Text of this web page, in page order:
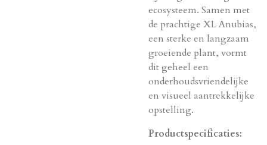
ecosysteem. Samen met
de prachtige XL Anubias,
een sterke en langzaam
groeiende plant, vormt
dit geheel een
onderhoudsvriendelijke
en visueel aantrekkelijke
opstelling.
Productspecificaties: